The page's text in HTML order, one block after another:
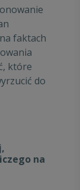
faktach
które
do
na